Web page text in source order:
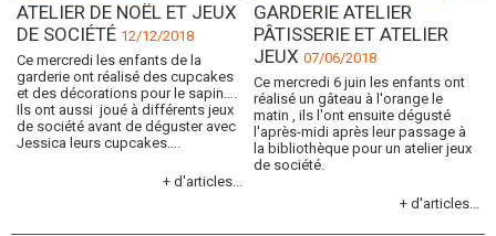
ATELIER DE NOËL ET JEUX
DE SOCIÉTÉ 12/12/2018
Ce mercredi les enfants de la
garderie ont réalisé des cupcakes
et des décorations pour le sapin….
Ils ont aussi joué à différents jeux
de société avant de déguster avec
Jessica leurs cupcakes….
+ d'articles...
GARDERIE ATELIER
PÂTISSERIE ET ATELIER
JEUX 07/06/2018
Ce mercredi 6 juin les enfants ont
réalisé un gâteau à l'orange le
matin , ils l'ont ensuite dégusté
l'après-midi après leur passage à
la bibliothèque pour un atelier jeux
de société.
+ d'articles...